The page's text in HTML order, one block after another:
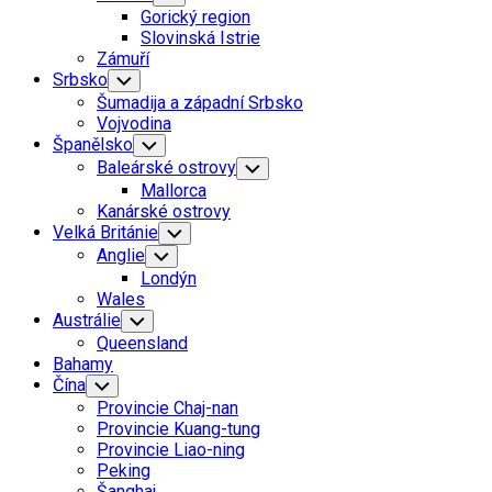
Child
Menu
Gorický region
Slovinská Istrie
Zámuří
Srbsko Toggle
Child
Menu
Šumadija a západní Srbsko
Vojvodina
Španělsko Toggle
Child
Menu
Baleárské ostrovy Toggle
Child
Mallorca
Kanárské ostrovy
Velká Británie Toggle
Child
Menu
Anglie Toggle
Child
Menu
Londýn
Wales
Austrálie Toggle
Child
Menu
Queensland
Bahamy
Čína Toggle
Child
Menu
Provincie Chaj-nan
Provincie Kuang-tung
Provincie Liao-ning
Peking